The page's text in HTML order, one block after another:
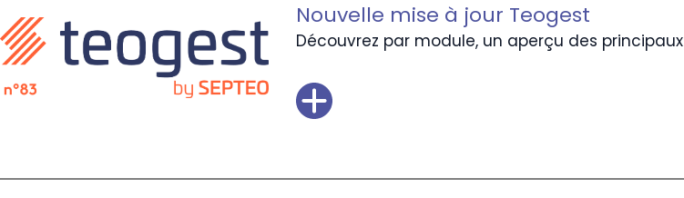
Nouvelle mise à jour Teogest
Découvrez par module, un aperçu des